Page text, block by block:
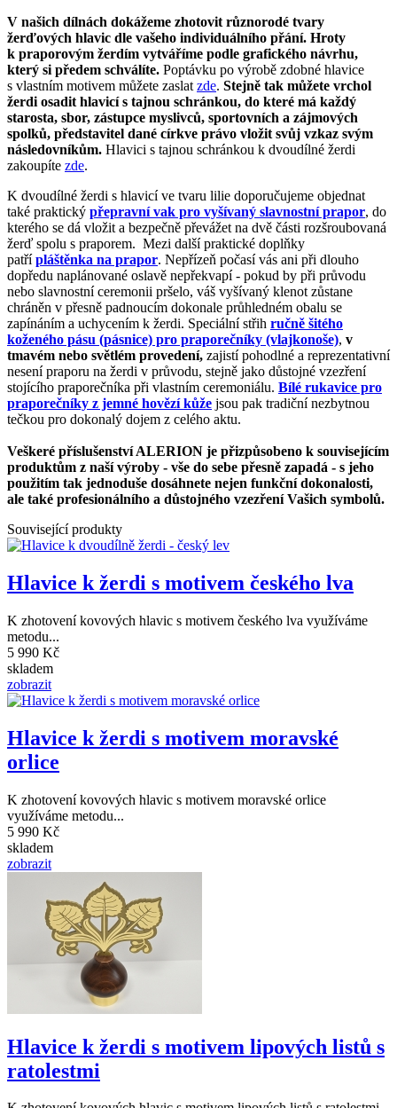
V našich dílnách dokážeme zhotovit různorodé tvary
žerďových hlavic dle vašeho individuálního přání. Hroty
k praporovým žerdím vytváříme podle grafického návrhu,
který si předem schválíte. Poptávku po výrobě zdobné hlavice
s vlastním motivem můžete zaslat zde. Stejně tak můžete vrchol
žerdi osadit hlavicí s tajnou schránkou, do které má každý
starosta, sbor, zástupce myslivců, sportovních a zájmových
spolků, představitel dané církve právo vložit svůj vzkaz svým
následovníkům. Hlavici s tajnou schránkou k dvoudílné žerdi
zakoupíte zde.
K dvoudílné žerdi s hlavicí ve tvaru lilie doporučujeme objednat
také praktický přepravní vak pro vyšívaný slavnostní prapor, do
kterého se dá vložit a bezpečně převážet na dvě části rozšroubovaná
žerď spolu s praporem. Mezi další praktické doplňky
patřípláštěnka na prapor. Nepřízeň počasí vás ani při dlouho
dopředu naplánované oslavě nepřekvapí - pokud by při průvodu
nebo slavnostní ceremonii pršelo, váš vyšívaný klenot zůstane
chráněn v přesně padnoucím dokonale průhledném obalu se
zapínáním a uchycením k žerdi. Speciální střih ručně šitého
koženého pásu (pásnice) pro praporečníky (vlajkonoše), v
tmavém nebo světlém provedení, zajistí pohodlné a reprezentativní
nesení praporu na žerdi v průvodu, stejně jako důstojné vzezření
stojícího praporečníka při vlastním ceremoniálu. Bílé rukavice pro
praporečníky z jemné hovězí kůže jsou pak tradiční nezbytnou
tečkou pro dokonalý dojem z celého aktu.
Veškeré příslušenství ALERION je přizpůsobeno k souvisejícím
produktům z naší výroby - vše do sebe přesně zapadá - s jeho
použitím tak jednoduše dosáhnete nejen funkční dokonalosti,
ale také profesionálního a důstojného vzezření Vašich symbolů.
Související produkty
Hlavice k žerdi s motivem českého lva
K zhotovení kovových hlavic s motivem českého lva využíváme
metodu...
5 990 Kč
skladem
zobrazit
Hlavice k žerdi s motivem moravské
orlice
K zhotovení kovových hlavic s motivem moravské orlice
využíváme metodu...
5 990 Kč
skladem
zobrazit
Hlavice k žerdi s motivem lipových listů s
ratolestmi